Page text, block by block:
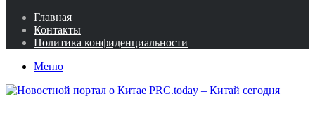
Главная
Контакты
Политика конфиденциальности
Меню